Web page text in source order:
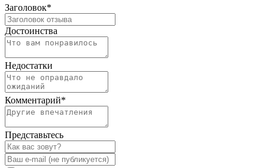
Заголовок*
Достоинства
Недостатки
Комментарий*
Представьтесь